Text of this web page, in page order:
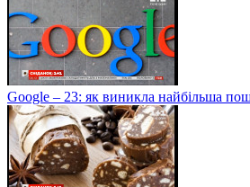
Google – 23: як виникла найбільша